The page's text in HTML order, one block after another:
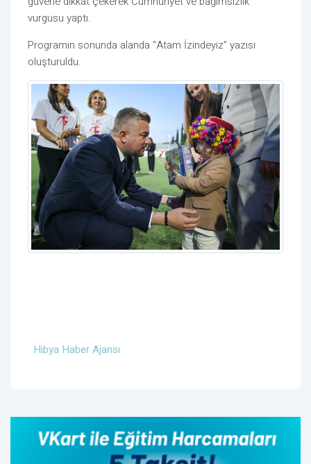
vurgusu yaptı.
Programın sonunda alanda “Atam İzindeyiz” yazısı
oluşturuldu.
Hibya Haber Ajansı